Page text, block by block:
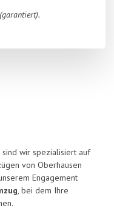
wir spezialisiert auf
von Oberhausen
Engagement
, bei dem Ihre